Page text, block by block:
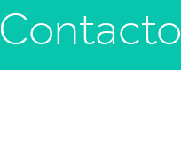
Contacto